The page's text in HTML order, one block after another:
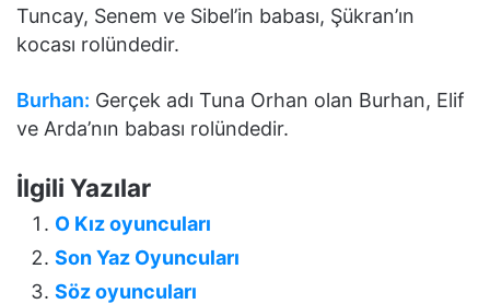
Tuncay, Senem ve Sibel’in babası, Şükran’ın
kocası rolündedir.
Burhan: Gerçek adı Tuna Orhan olan Burhan, Elif
ve Arda’nın babası rolündedir.
İlgili Yazılar
O Kız oyuncuları
Son Yaz Oyuncuları
Söz oyuncuları